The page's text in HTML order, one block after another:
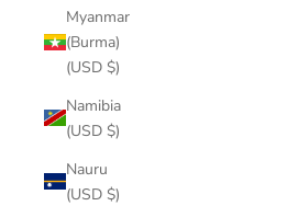
Myanmar
(Burma)
(USD $)
Namibia
(USD $)
Nauru
(USD $)